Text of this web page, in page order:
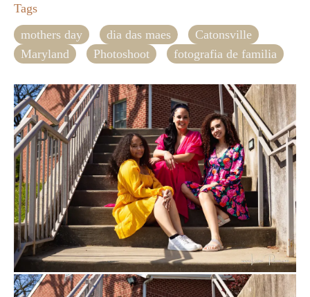
Tags
mothers day
dia das maes
Catonsville
Maryland
Photoshoot fotografia de familia